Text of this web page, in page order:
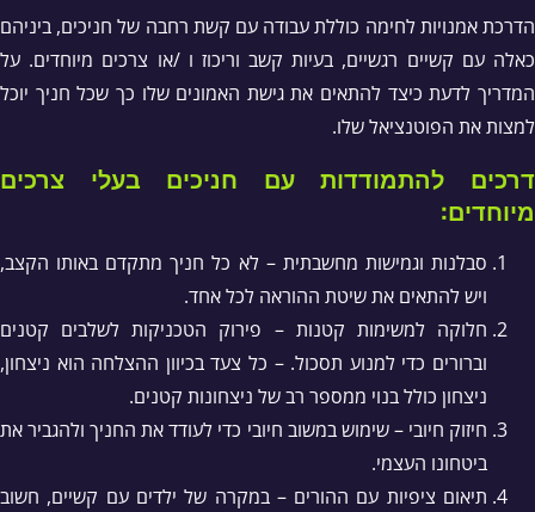
הדרכת אמנויות לחימה כוללת עבודה עם קשת רחבה של חניכים, ביניהם
כאלה עם קשיים רגשיים, בעיות קשב וריכוז ו /או צרכים מיוחדים. על
המדריך לדעת כיצד להתאים את גישת האמונים שלו כך שכל חניך יוכל
למצות את הפוטנציאל שלו.
דרכים להתמודדות עם חניכים בעלי צרכים
מיוחדים:
סבלנות וגמישות מחשבתית – לא כל חניך מתקדם באותו הקצב,
ויש להתאים את שיטת ההוראה לכל אחד.
חלוקה למשימות קטנות – פירוק הטכניקות לשלבים קטנים
וברורים כדי למנוע תסכול. – כל צעד בכיוון ההצלחה הוא ניצחון,
ניצחון כולל בנוי ממספר רב של ניצחונות קטנים.
חיזוק חיובי – שימוש במשוב חיובי כדי לעודד את החניך ולהגביר את
ביטחונו העצמי.
תיאום ציפיות עם ההורים – במקרה של ילדים עם קשיים, חשוב